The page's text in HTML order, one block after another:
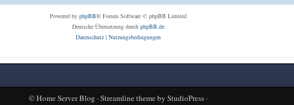
Powered by phpBB® Forum Software © phpBB Limited
Deutsche Übersetzung durch phpBB.de
Datenschutz| Nutzungsbedingungen
©Home Server Blog ·Streamline themeby StudioPress·